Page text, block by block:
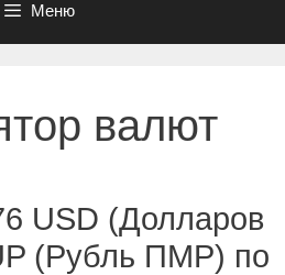
Меню
валют
USD (Долларов
(Рубль ПМР) по